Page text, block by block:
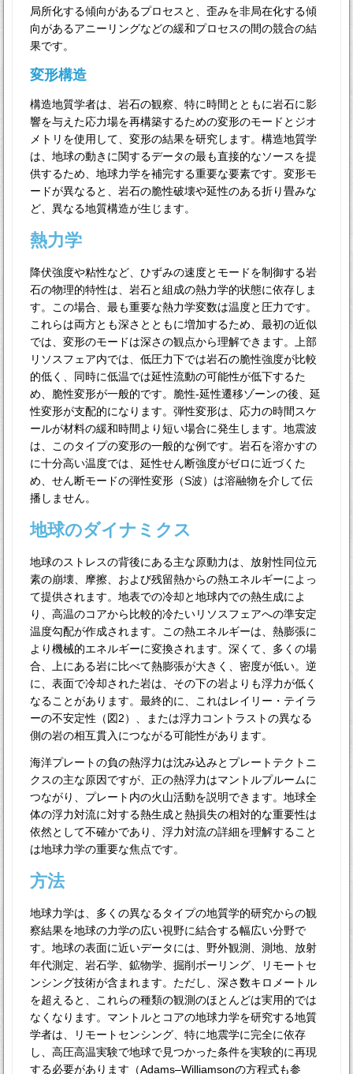
局所化する傾向があるプロセスと、歪みを非局在化する傾
向があるアニーリングなどの緩和プロセスの間の競合の結
果です。
変形構造
構造地質学者は、岩石の観察、特に時間とともに岩石に影
響を与えた応力場を再構築するための変形のモードとジオ
メトリを使用して、変形の結果を研究します。構造地質学
は、地球の動きに関するデータの最も直接的なソースを提
供するため、地球力学を補完する重要な要素です。変形モ
ードが異なると、岩石の脆性破壊や延性のある折り畳みな
ど、異なる地質構造が生じます。
熱力学
降伏強度や粘性など、ひずみの速度とモードを制御する岩
石の物理的特性は、岩石と組成の熱力学的状態に依存しま
す。この場合、最も重要な熱力学変数は温度と圧力です。
これらは両方とも深さとともに増加するため、最初の近似
では、変形のモードは深さの観点から理解できます。上部
リソスフェア内では、低圧力下では岩石の脆性強度が比較
的低く、同時に低温では延性流動の可能性が低下するた
め、脆性変形が一般的です。脆性-延性遷移ゾーンの後、延
性変形が支配的になります。弾性変形は、応力の時間スケ
ールが材料の緩和時間より短い場合に発生します。地震波
は、このタイプの変形の一般的な例です。岩石を溶かすの
に十分高い温度では、延性せん断強度がゼロに近づくた
め、せん断モードの弾性変形（S波）は溶融物を介して伝
播しません。
地球のダイナミクス
地球のストレスの背後にある主な原動力は、放射性同位元
素の崩壊、摩擦、および残留熱からの熱エネルギーによっ
て提供されます。地表での冷却と地球内での熱生成によ
り、高温のコアから比較的冷たいリソスフェアへの準安定
温度勾配が作成されます。この熱エネルギーは、熱膨張に
より機械的エネルギーに変換されます。深くて、多くの場
合、上にある岩に比べて熱膨張が大きく、密度が低い。逆
に、表面で冷却された岩は、その下の岩よりも浮力が低く
なることがあります。最終的に、これはレイリー・テイラ
ーの不安定性（図2）、または浮力コントラストの異なる
側の岩の相互貫入につながる可能性があります。
海洋プレートの負の熱浮力は沈み込みとプレートテクトニ
クスの主な原因ですが、正の熱浮力はマントルプルームに
つながり、プレート内の火山活動を説明できます。地球全
体の浮力対流に対する熱生成と熱損失の相対的な重要性は
依然として不確かであり、浮力対流の詳細を理解すること
は地球力学の重要な焦点です。
方法
地球力学は、多くの異なるタイプの地質学的研究からの観
察結果を地球の力学の広い視野に結合する幅広い分野で
す。地球の表面に近いデータには、野外観測、測地、放射
年代測定、岩石学、鉱物学、掘削ボーリング、リモートセ
ンシング技術が含まれます。ただし、深さ数キロメートル
を超えると、これらの種類の観測のほとんどは実用的では
なくなります。マントルとコアの地球力学を研究する地質
学者は、リモートセンシング、特に地震学に完全に依存
し、高圧高温実験で地球で見つかった条件を実験的に再現
する必要があります（Adams–Williamsonの方程式も参